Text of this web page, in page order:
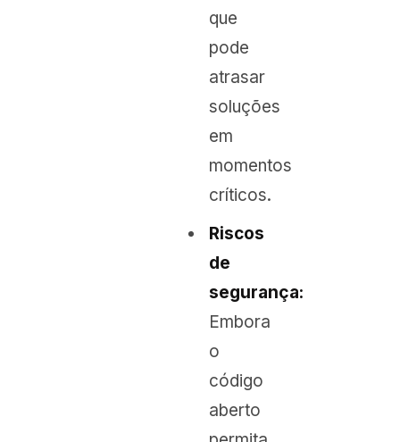
que
pode
atrasar
soluções
em
momentos
críticos.
Riscos
de
segurança:
Embora
o
código
aberto